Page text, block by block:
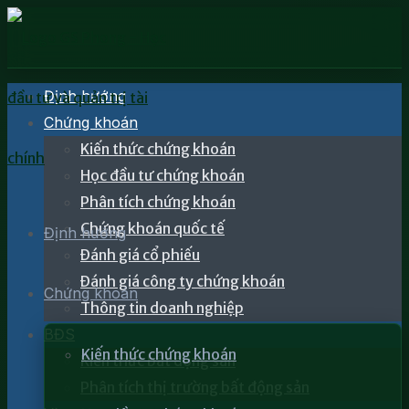
Định hướng
Chứng khoán
Kiến thức chứng khoán
Định hướng
Chứng khoán
Kiến thức chứng khoán
Học đầu tư chứng khoán
Phân tích chứng khoán
Chứng khoán quốc tế
Đánh giá cổ phiếu
Đánh giá công ty chứng khoán
Thông tin doanh nghiệp
BĐS
Kiến thức bất động sản